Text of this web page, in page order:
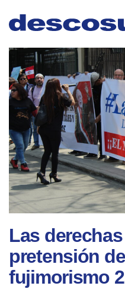
content
Las
pretensión
fujimorismo